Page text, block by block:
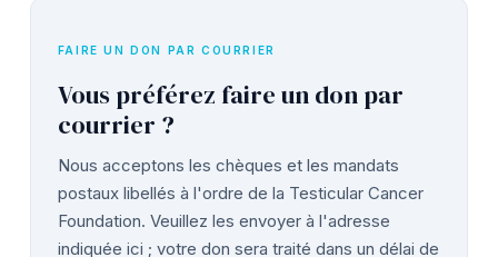
FAIRE UN DON PAR COURRIER
Vous préférez faire un don par
courrier ?
Nous acceptons les chèques et les mandats
postaux libellés à l'ordre de la Testicular Cancer
Foundation. Veuillez les envoyer à l'adresse
indiquée ici ; votre don sera traité dans un délai de